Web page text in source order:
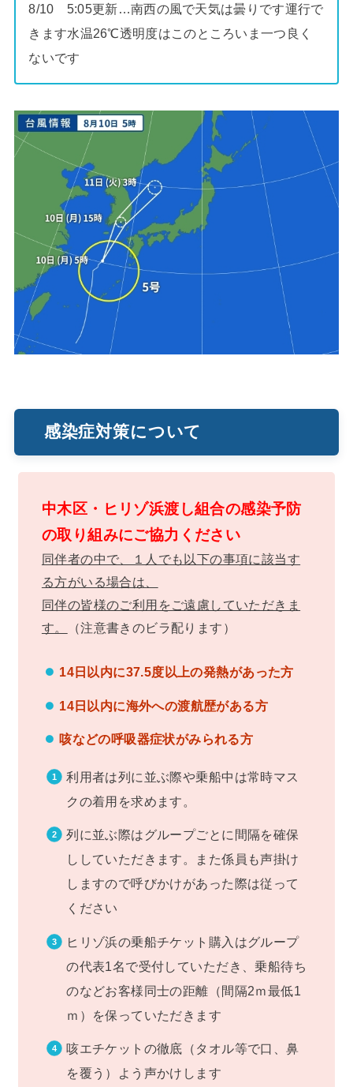
8/10 5:05更新…南西の風で天気は曇りです運行で
きます水温26℃透明度はこのところいま一つ良く
ないです
感染症対策について
中木区・ヒリゾ浜渡し組合の感染予防
の取り組みにご協力ください
同伴者の中で、１人でも以下の事項に該当す
る方がいる場合は、
同伴の皆様のご利用をご遠慮していただきま
す。
（注意書きのビラ配ります）
14日以内に37.5度以上の発熱があった方
14日以内に海外への渡航歴がある方
咳などの呼吸器症状がみられる方
利用者は列に並ぶ際や乗船中は常時マス
クの着用を求めます。
列に並ぶ際はグループごとに間隔を確保
ししていただきます。また係員も声掛け
しますので呼びかけがあった際は従って
ください
ヒリゾ浜の乗船チケット購入はグループ
の代表1名で受付していただき、乗船待ち
のなどお客様同士の距離（間隔2ｍ最低1
ｍ）を保っていただきます
咳エチケットの徹底（タオル等で口、鼻
を覆う）よう声かけします